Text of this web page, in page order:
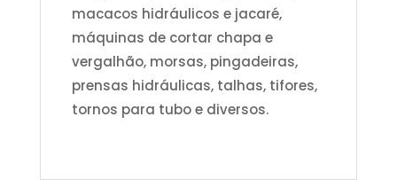
macacos hidráulicos e jacaré,
máquinas de cortar chapa e
vergalhão, morsas, pingadeiras,
prensas hidráulicas, talhas, tifores,
tornos para tubo e diversos.